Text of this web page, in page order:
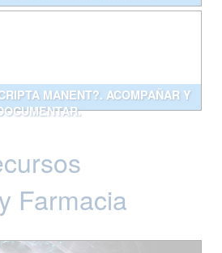
MANENT?. ACOMPAÑAR Y
Farmacia